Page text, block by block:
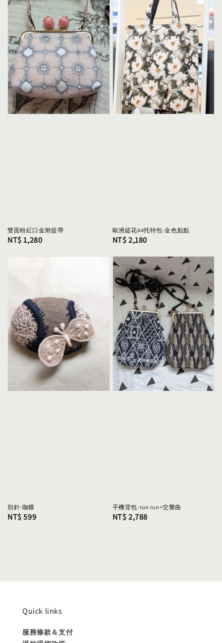
雙面粉紅口金附提帶
Regular
NT$ 1,280
歐洲緹花A4托特包-金色點點
Regular
NT$ 2,180
別針-咖蝶
Regular
NT$ 599
手機背包-run run+交響曲
Regular
NT$ 2,788
Quick links
服務條款＆支付